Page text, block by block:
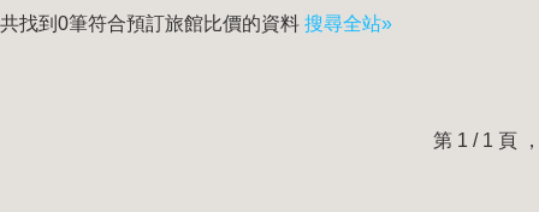
共找到0筆符合預訂旅館比價的資料 搜尋全站»
第 1 / 1